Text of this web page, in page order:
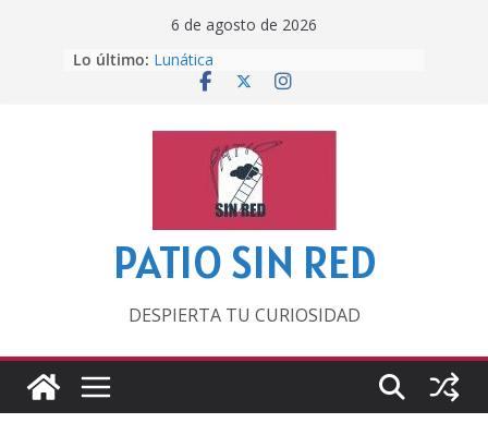
6 de agosto de 2026
Lo último: Lunática
Pero, hasta entonces…
‘La broma infinita’ de recomendar
lecturas veraniegas
Otra del Mundial
PATIO SIN RED
DESPIERTA TU CURIOSIDAD